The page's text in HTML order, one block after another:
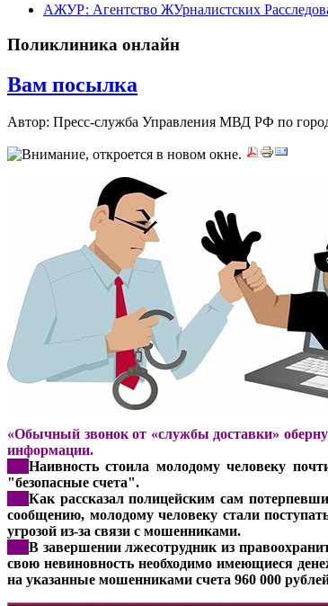
АЖУР: Агентство ЖУрналистских
Поликлиника онлайн
Вам посылка
Автор: Пресс-служба Управления МВД РФ по
«Обычный звонок от «службы доставки»
информации.
Наивность стоила молодому человеку
"безопасные счета".
Как рассказал полицейским сам
сообщению, молодому человеку стали
угрозой из-за связи с мошенниками.
В завершении лжесотрудник из
свою невиновность необходимо имеющиеся
на указанные мошенниками счета 960 000